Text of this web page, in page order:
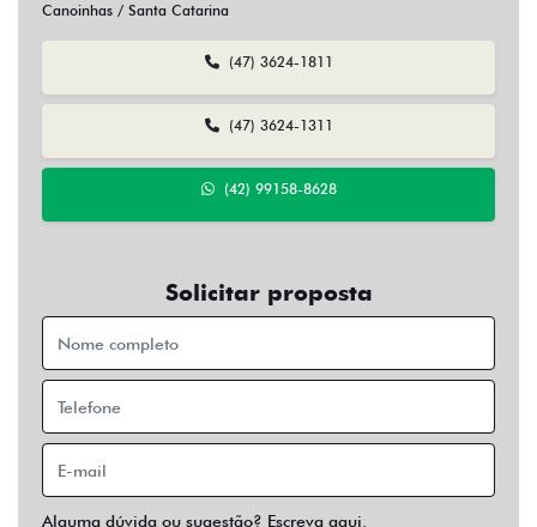
Canoinhas / Santa Catarina
(47) 3624-1811
(47) 3624-1311
(42) 99158-8628
Solicitar proposta
Alguma dúvida ou sugestão? Escreva aqui.